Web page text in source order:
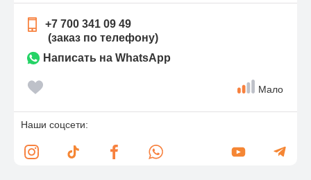
+7 700 341 09 49
(заказ по телефону)
Написать на WhatsApp
Мало
Наши соцсети: